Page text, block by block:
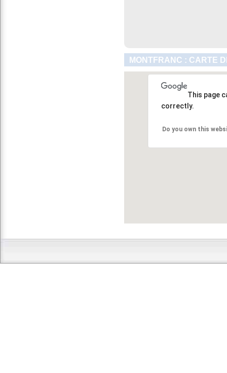
MONTFRANC : CARTE
This page
correctly.
Do you own this